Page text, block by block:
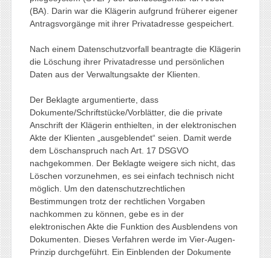
(BA). Darin war die Klägerin aufgrund früherer eigener
Antragsvorgänge mit ihrer Privatadresse gespeichert.
Nach einem Datenschutzvorfall beantragte die Klägerin
die Löschung ihrer Privatadresse und persönlichen
Daten aus der Verwaltungsakte der Klienten.
Der Beklagte argumentierte, dass
Dokumente/Schriftstücke/Vorblätter, die die private
Anschrift der Klägerin enthielten, in der elektronischen
Akte der Klienten „ausgeblendet“ seien. Damit werde
dem Löschanspruch nach Art. 17 DSGVO
nachgekommen. Der Beklagte weigere sich nicht, das
Löschen vorzunehmen, es sei einfach technisch nicht
möglich. Um den datenschutzrechtlichen
Bestimmungen trotz der rechtlichen Vorgaben
nachkommen zu können, gebe es in der
elektronischen Akte die Funktion des Ausblendens von
Dokumenten. Dieses Verfahren werde im Vier-Augen-
Prinzip durchgeführt. Ein Einblenden der Dokumente